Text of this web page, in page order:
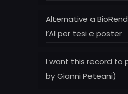
Alternative a
l’AI per tesi e poster
I want this record to
by Gianni Peteani)